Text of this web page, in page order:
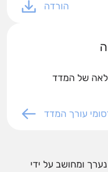
הורדה
של המדד
עורך המדד
ומחושב על ידי